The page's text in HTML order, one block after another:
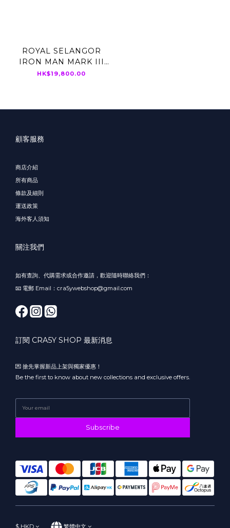
ROYAL SELANGOR
IRON MAN MARK III
400％ BE@RBRICK
HK$19,800.00
顧客服務
商店介紹
所有商品
條款及細則
運送政策
海外客人須知
關注我們
如有查詢、代購需求或合作邀請，歡迎隨時聯絡我們：
📧 電郵 Email：cra5ywebshop@gmail.com
訂閱 CRA5Y SHOP 最新消息
💌 搶先掌握新品上架與獨家優惠！
Be the first to know about new collections and exclusive offers.
Subscribe
$ HKD 繁體中文